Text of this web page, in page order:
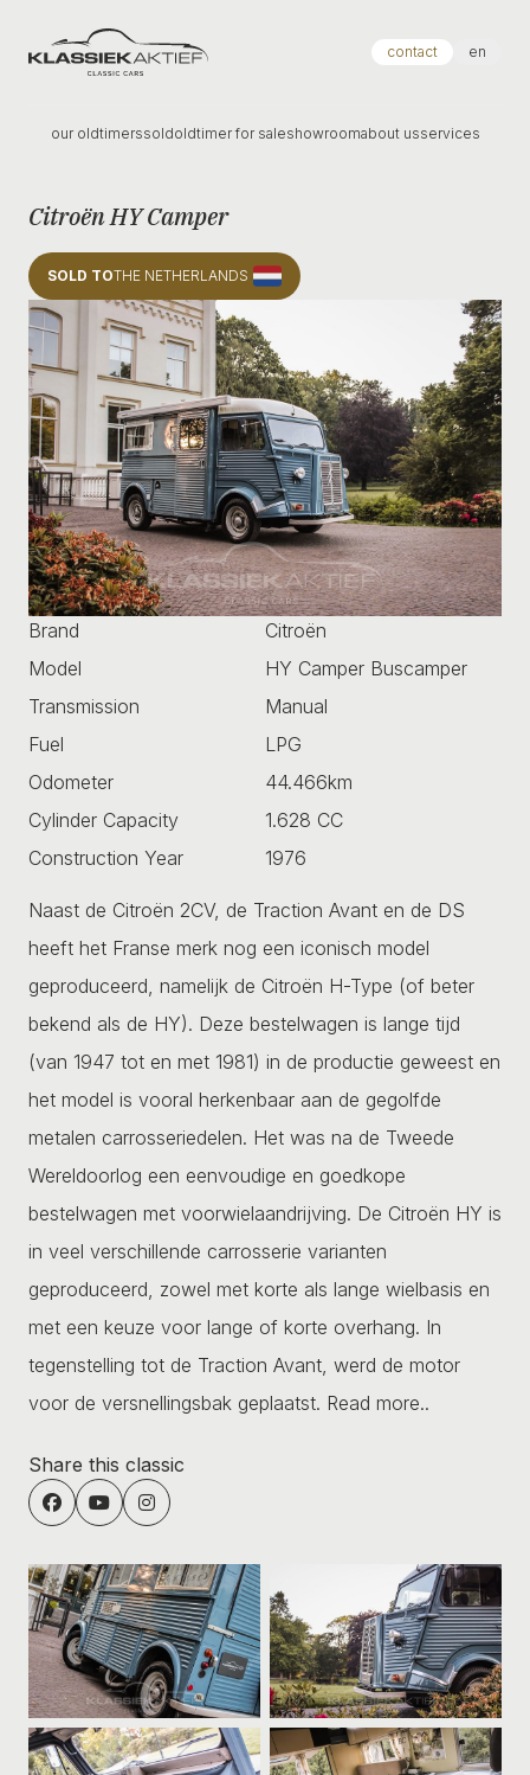
Klassiek Aktief contact en
our oldtimerssoldoldtimer for saleshowroomabout usservices
Citroën HY Camper
SOLD TOTHE NETHERLANDS
Brand
Citroën
Model
HY Camper Buscamper
Transmission
Manual
Fuel
LPG
Odometer
44.466km
Cylinder Capacity
1.628 CC
Construction Year
1976
Naast de Citroën 2CV, de Traction Avant en de DS
heeft het Franse merk nog een iconisch model
geproduceerd, namelijk de Citroën H-Type (of beter
bekend als de HY). Deze bestelwagen is lange tijd
(van 1947 tot en met 1981) in de productie geweest en
het model is vooral herkenbaar aan de gegolfde
metalen carrosseriedelen. Het was na de Tweede
Wereldoorlog een eenvoudige en goedkope
bestelwagen met voorwielaandrijving. De Citroën HY is
in veel verschillende carrosserie varianten
geproduceerd, zowel met korte als lange wielbasis en
met een keuze voor lange of korte overhang. In
tegenstelling tot de Traction Avant, werd de motor
voor de versnellingsbak geplaatst. Read more..
Share this classic